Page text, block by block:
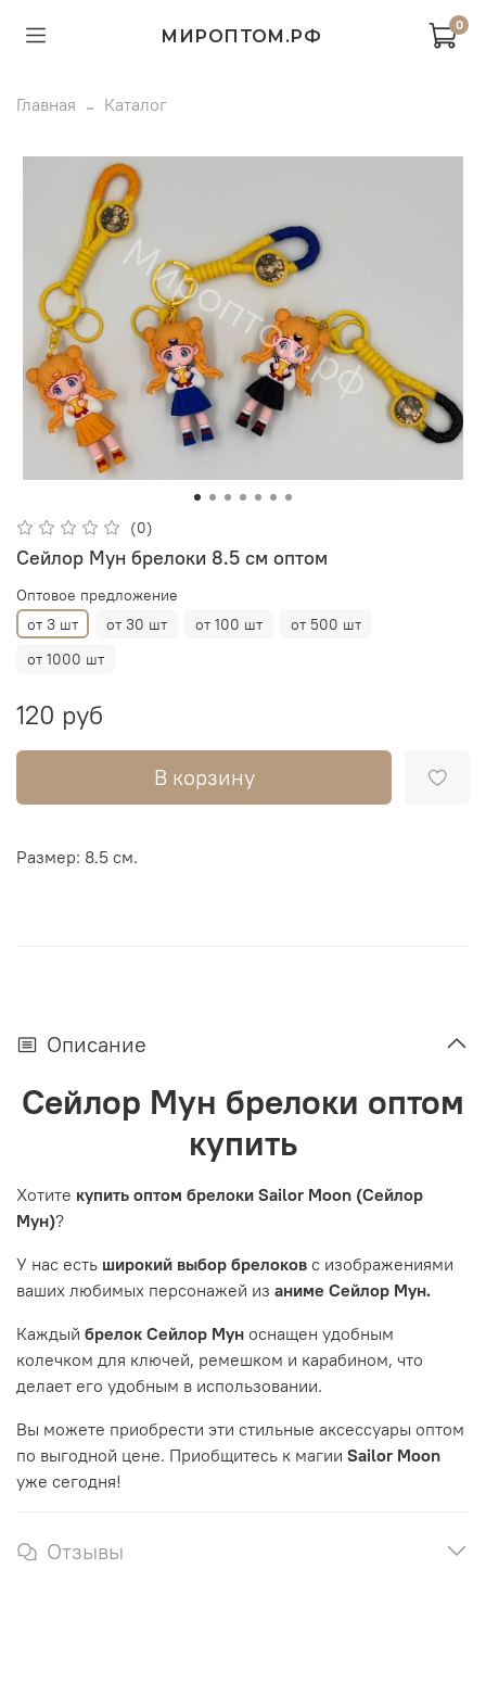
МИРОПТОМ.РФ
0
Главная Каталог
(0)
Сейлор Мун брелоки 8.5 см оптом
Оптовое предложение
от 3 шт
от 30 шт от 100 шт
от 500 шт
от 1000 шт
120 руб
В корзину
Размер: 8.5 см.
Описание
Сейлор Мун брелоки оптом
купить
Хотите купить оптом брелоки Sailor Moon (Сейлор
Мун)?
У нас есть широкий выбор брелоков с изображениями
ваших любимых персонажей из аниме Сейлор Мун.
Каждый брелок Сейлор Мун оснащен удобным
колечком для ключей, ремешком и карабином, что
делает его удобным в использовании.
Вы можете приобрести эти стильные аксессуары оптом
по выгодной цене. Приобщитесь к магии Sailor Moon
уже сегодня!
Отзывы